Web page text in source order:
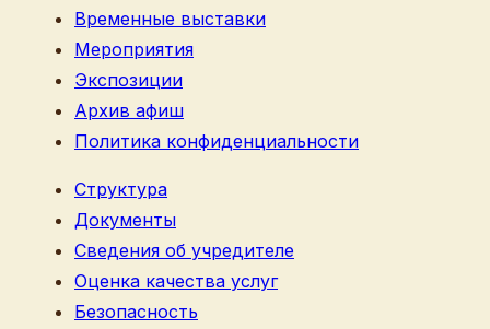
Временные выставки
Мероприятия
Экспозиции
Архив афиш
Политика конфиденциальности
Структура
Документы
Сведения об учредителе
Оценка качества услуг
Безопасность